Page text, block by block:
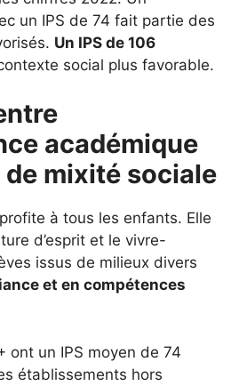
un IPS de 74 fait partie des
Un IPS de 106
social plus favorable.
académique
mixité sociale
à tous les enfants. Elle
d’esprit et le vivre-
issus de milieux divers
et en compétences
ont un IPS moyen de 74
établissements hors